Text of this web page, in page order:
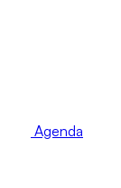
Agenda